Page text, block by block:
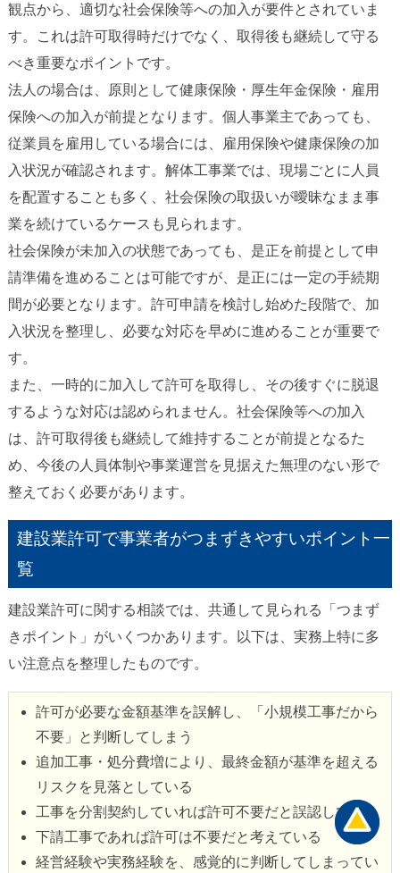
観点から、適切な社会保険等への加入が要件とされていま
す。これは許可取得時だけでなく、取得後も継続して守る
べき重要なポイントです。
法人の場合は、原則として健康保険・厚生年金保険・雇用
保険への加入が前提となります。個人事業主であっても、
従業員を雇用している場合には、雇用保険や健康保険の加
入状況が確認されます。解体工事業では、現場ごとに人員
を配置することも多く、社会保険の取扱いが曖昧なまま事
業を続けているケースも見られます。
社会保険が未加入の状態であっても、是正を前提として申
請準備を進めることは可能ですが、是正には一定の手続期
間が必要となります。許可申請を検討し始めた段階で、加
入状況を整理し、必要な対応を早めに進めることが重要で
す。
また、一時的に加入して許可を取得し、その後すぐに脱退
するような対応は認められません。社会保険等への加入
は、許可取得後も継続して維持することが前提となるた
め、今後の人員体制や事業運営を見据えた無理のない形で
整えておく必要があります。
建設業許可で事業者がつまずきやすいポイント一
覧
建設業許可に関する相談では、共通して見られる「つまず
きポイント」がいくつかあります。以下は、実務上特に多
い注意点を整理したものです。
許可が必要な金額基準を誤解し、「小規模工事だから
不要」と判断してしまう
追加工事・処分費増により、最終金額が基準を超える
リスクを見落としている
工事を分割契約していれば許可不要だと誤認している
下請工事であれば許可は不要だと考えている
経営経験や実務経験を、感覚的に判断してしまってい